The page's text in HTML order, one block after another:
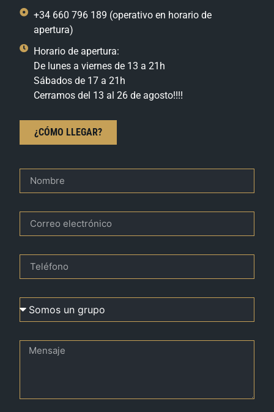
+34 660 796 189 (operativo en horario de
apertura)
Horario de apertura:
De lunes a viernes de 13 a 21h
Sábados de 17 a 21h
Cerramos del 13 al 26 de agosto!!!!
¿CÓMO LLEGAR?